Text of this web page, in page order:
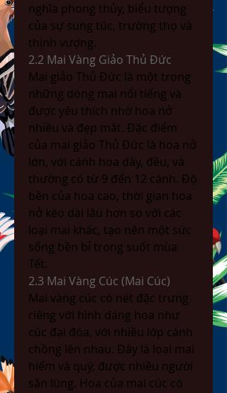
nghĩa phong thủy, biểu tượng
của sự sung túc, trường thọ và
thịnh vượng.
2.2 Mai Vàng Giảo Thủ Đức
Mai giảo Thủ Đức là một trong
những dòng mai nổi tiếng và
được yêu thích nhờ hoa nở
nhiều và đẹp mắt. Đặc điểm
của mai giảo Thủ Đức là hoa nở
lớn, với cánh hoa dày, đều, và
thường có từ 9 đến 12 cánh. Độ
bền của hoa cao, thời gian hoa
nở kéo dài lâu hơn so với các
loại mai khác, tạo nên một sức
sống bền bỉ trong suốt mùa
Tết.
2.3 Mai Vàng Cúc (Mai Cúc)
Mai vàng cúc có nét đặc trưng
riêng với hình dáng hoa như
cúc đại đóa, với nhiều lớp cánh
chồng lên nhau. Đây là loại mai
hiếm và quý, được nhiều người
săn lùng. Hoa của mai cúc có